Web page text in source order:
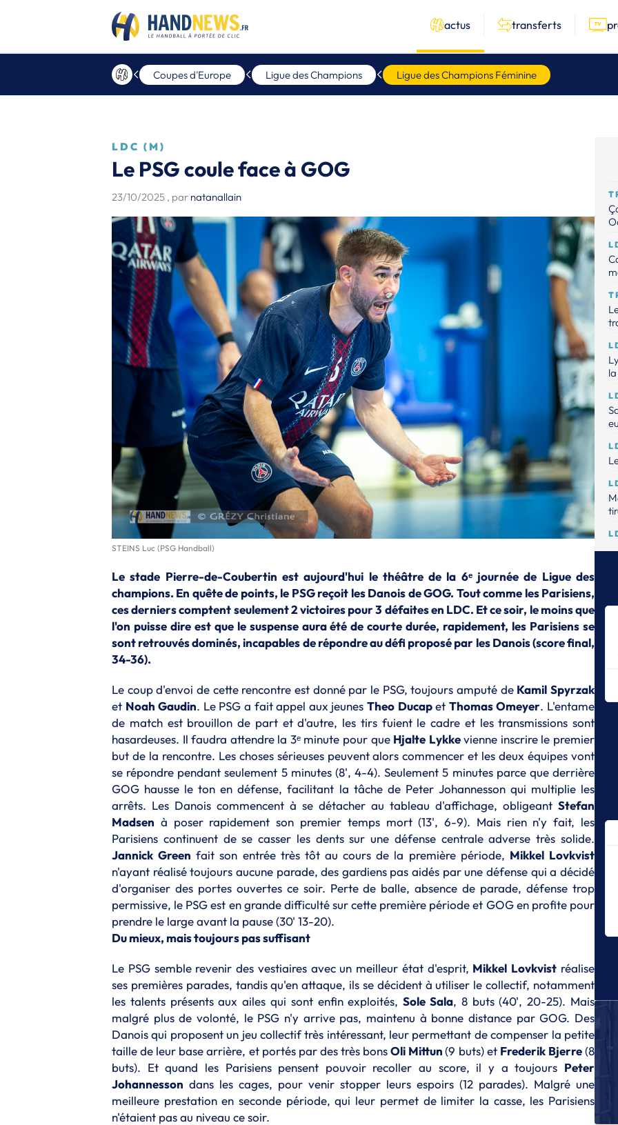
actus transferts
Coupes d'Europe Ligue des Champions Ligue des Champions Féminine
LDC (M)
Le PSG coule face à GOG
23/10/2025 , par natanallain
STEINS Luc (PSG Handball)
Le stade Pierre-de-Coubertin est aujourd'hui le théâtre de la 6ᵉ journée de Ligue des
champions. En quête de points, le PSG reçoit les Danois de GOG. Tout comme les Parisiens,
ces derniers comptent seulement 2 victoires pour 3 défaites en LDC. Et ce soir, le moins que
l'on puisse dire est que le suspense aura été de courte durée, rapidement, les Parisiens se
sont retrouvés dominés, incapables de répondre au défi proposé par les Danois (score final,
34-36).
Le coup d'envoi de cette rencontre est donné par le PSG, toujours amputé de Kamil Spyrzak
et Noah Gaudin. Le PSG a fait appel aux jeunesTheo Ducapet Thomas Omeyer. L'entame
de match est brouillon de part et d'autre, les tirs fuient le cadre et les transmissions sont
hasardeuses. Il faudra attendre la 3ᵉ minute pour que Hjalte Lykkevienne inscrire le premier
but de la rencontre. Les choses sérieuses peuvent alors commencer et les deux équipes vont
se répondre pendant seulement 5 minutes (8', 4-4). Seulement 5 minutes parce que derrière
GOG hausse le ton en défense, facilitant la tâche de Peter Johannesson qui multiplie les
arrêts. Les Danois commencent à se détacher au tableau d'affichage, obligeant Stefan
Madsen à poser rapidement son premier temps mort (13', 6-9). Mais rien n'y fait, les
Parisiens continuent de se casser les dents sur une défense centrale adverse très solide.
Jannick Green fait son entrée très tôt au cours de la première période, Mikkel Lovkvist
n'ayant réalisé toujours aucune parade, des gardiens pas aidés par une défense qui a décidé
d'organiser des portes ouvertes ce soir. Perte de balle, absence de parade, défense trop
permissive, le PSG est en grande difficulté sur cette première période et GOG en profite pour
prendre le large avant la pause (30' 13-20).
Du mieux, mais toujours pas suffisant
Le PSG semble revenir des vestiaires avec un meilleur état d'esprit, Mikkel Lovkvist réalise
ses premières parades, tandis qu'en attaque, ils se décident à utiliser le collectif, notamment
les talents présents aux ailes qui sont enfin exploités,Sole Sala, 8 buts (40', 20-25). Mais
malgré plus de volonté, le PSG n'y arrive pas, maintenu à bonne distance par GOG. Des
Danois qui proposent un jeu collectif très intéressant, leur permettant de compenser la petite
taille de leur base arrière, et portés par des très bonsOli Mittun(9 buts) et Frederik Bjerre(8
buts). Et quand les Parisiens pensent pouvoir recoller au score, il y a toujours Peter
Johannesson dans les cages, pour venir stopper leurs espoirs (12 parades). Malgré une
meilleure prestation en seconde période, qui leur permet de limiter la casse, les Parisiens
n'étaient pas au niveau ce soir.